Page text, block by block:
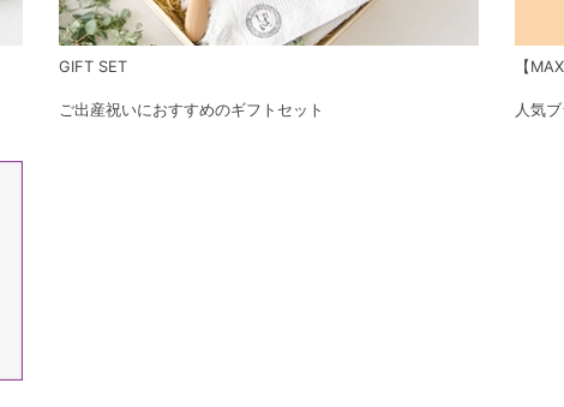
GIFT SET
ご出産祝いにおすすめのギフトセット
【
人気